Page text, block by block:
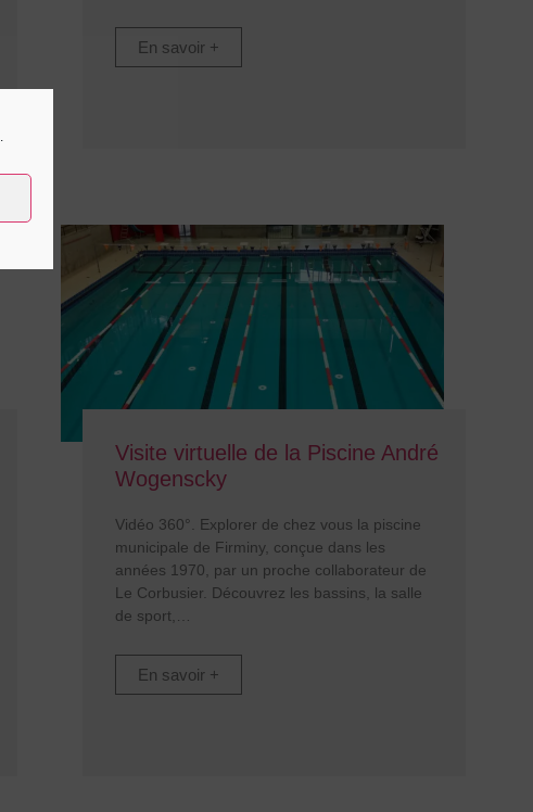
En savoir +
Visite virtuelle de la Piscine André
Wogenscky
Vidéo 360°. Explorer de chez vous la piscine
municipale de Firminy, conçue dans les
années 1970, par un proche collaborateur de
Le Corbusier. Découvrez les bassins, la salle
de sport,
En savoir +